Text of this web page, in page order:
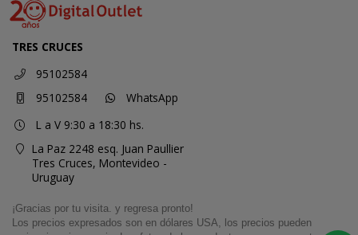
TRES CRUCES
95102584
95102584
WhatsApp
L a V 9:30 a 18:30 hs.
La Paz 2248 esq. Juan Paullier
Tres Cruces, Montevideo -
Uruguay
¡Gracias por tu visita. y regresa pronto!
Los precios expresados son en dólares USA, los precios pueden